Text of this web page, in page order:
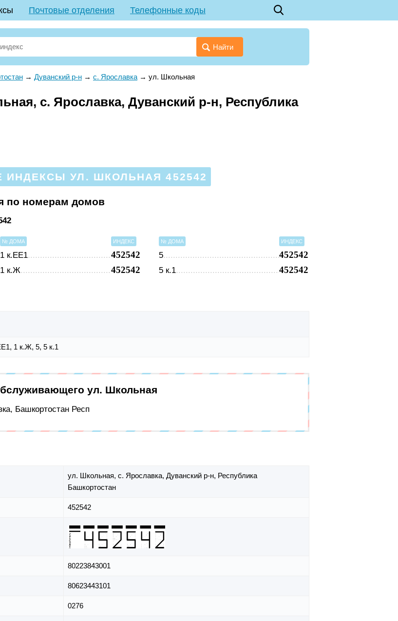
Почтовые отделения Телефонные коды
Найти
→ Дуванский р-н → с. Ярославка → ул. Школьная
с. Ярославка, Дуванский р-н, Республика
УЛ. ШКОЛЬНАЯ 452542
по номерам домов
№ ДОМА ИНДЕКС
1 к.ЕЕ1 452542
1 к.Ж 452542
№ ДОМА ИНДЕКС
5 452542
5 к.1 452542
1 к.Ж, 5, 5 к.1
ул. Школьная
Башкортостан Респ
ул. Школьная, с. Ярославка, Дуванский р-н, Республика
Башкортостан
452542
80223843001
80623443101
0276